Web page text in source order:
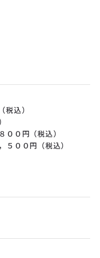
税込）
００円（税込）
５００円（税込）